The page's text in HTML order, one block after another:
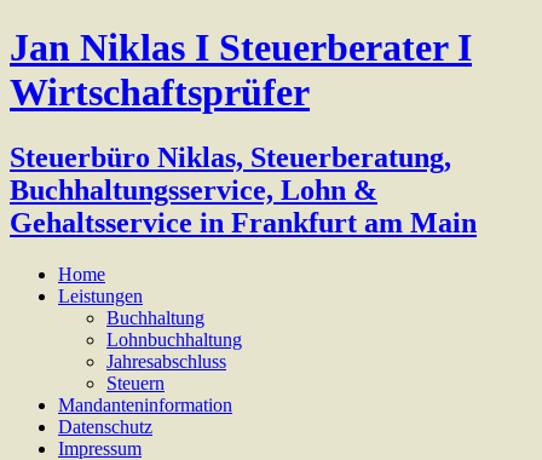
Jan Niklas I Steuerberater I
Wirtschaftsprüfer
Steuerbüro Niklas, Steuerberatung,
Buchhaltungsservice, Lohn &
Gehaltsservice in Frankfurt am Main
Home
Leistungen
Buchhaltung
Lohnbuchhaltung
Jahresabschluss
Steuern
Mandanteninformation
Datenschutz
Impressum